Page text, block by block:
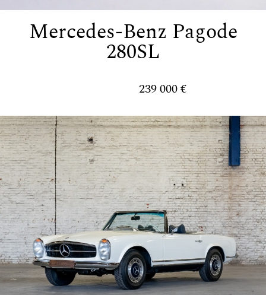
Mercedes-Benz Pagode
280SL
239 000 €